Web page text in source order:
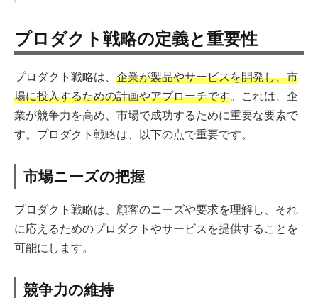
プロダクト戦略の定義と重要性
プロダクト戦略は、 企業が製品やサービスを開発し、市
場に投入するための計画やアプローチです。これは、企
業が競争力を高め、市場で成功するために重要な要素で
す。プロダクト戦略は、以下の点で重要です。
市場ニーズの把握
プロダクト戦略は、顧客のニーズや要求を理解し、それ
に応えるためのプロダクトやサービスを提供することを
可能にします。
競争力の維持